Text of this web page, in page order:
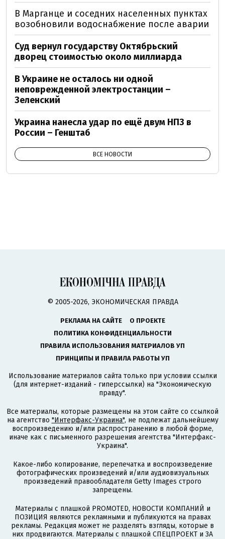
В Марганце и соседних населенных пунктах
возобновили водоснабжение после аварии
Суд вернул государству Октябрьский
дворец стоимостью около миллиарда
В Украине не осталось ни одной
неповрежденной электростанции –
Зеленский
Украина нанесла удар по ещё двум НПЗ в
России – Генштаб
ВСЕ НОВОСТИ
© 2005-2026, ЭКОНОМИЧЕСКАЯ ПРАВДА
РЕКЛАМА НА САЙТЕ
О ПРОЕКТЕ
ПОЛИТИКА КОНФИДЕНЦИАЛЬНОСТИ
ПРАВИЛА ИСПОЛЬЗОВАНИЯ МАТЕРИАЛОВ УП
ПРИНЦИПЫ И ПРАВИЛА РАБОТЫ УП
Использование материалов сайта только при условии ссылки
(для интернет-изданий - гиперссылки) на "Экономическую
правду".
Все материалы, которые размещены на этом сайте со ссылкой
на агентство "Интерфакс-Украина", не подлежат дальнейшему
воспроизведению и/или распространению в любой форме,
иначе как с письменного разрешения агентства "Интерфакс-
Украина".
Какое-либо копирование, перепечатка и воспроизведение
фотографических произведений и/или аудиовизуальных
произведений правообладателя Getty Images строго
запрещены.
Материалы с плашкой PROMOTED, НОВОСТИ КОМПАНИЙ и
ПОЗИЦИЯ являются рекламными и публикуются на правах
рекламы. Редакция может не разделять взгляды, которые в
них продвигаются. Материалы с плашкой СПЕЦПРОЕКТ и ЗА